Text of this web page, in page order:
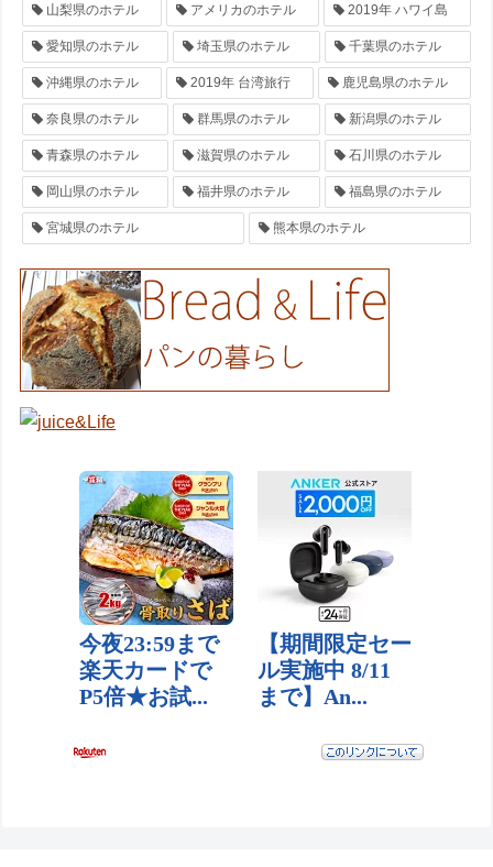
山梨県のホテル アメリカのホテル 2019年 ハワイ島
愛知県のホテル 埼玉県のホテル 千葉県のホテル
沖縄県のホテル 2019年 台湾旅行 鹿児島県のホテル
奈良県のホテル 群馬県のホテル 新潟県のホテル
青森県のホテル 滋賀県のホテル 石川県のホテル
岡山県のホテル 福井県のホテル 福島県のホテル
宮城県のホテル 熊本県のホテル